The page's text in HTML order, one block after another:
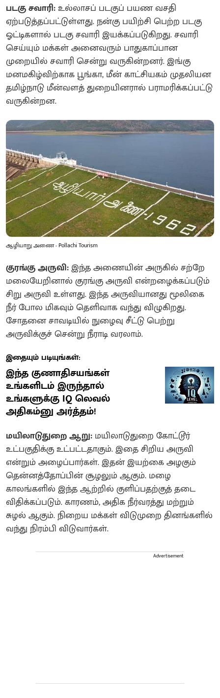
படகு சவாரி:உல்லாசப் படகுப் பயண வசதி
ஏற்படுத்தப்பட்டுள்ளது. நன்கு பயிற்சி பெற்ற படகு
ஓட்டிகளால் படகு சவாரி இயக்கப்படுகிறது. சவாரி
செய்யும் மக்கள் அனைவரும் பாதுகாப்பான
முறையில் சவாரி சென்று வருகின்றனர். இங்கு
மனமகிழ்விற்காக பூங்கா, மீன் காட்சியகம் முதலியன
தமிழ்நாடு மீன்வளத் துறையினரால் பராமரிக்கப்பட்டு
வருகின்றன.
ஆழியாறு அணை - Pollachi Tourism
குரங்கு அருவி:இந்த அணையின் அருகில் சற்றே
மலையேறினால் குரங்கு அருவி என்றழைக்கப்படும்
சிறு அருவி உள்ளது. இந்த அருவியானது மூலிகை
நீர் போல மிகவும் தெளிவாக வந்து விழுகிறது.
சோதனை சாவடியில் நுழைவு சீட்டு பெற்று
அருவிக்குச் சென்று நீராடி வரலாம்.
இதையும் படியுங்கள்:
இந்த குணாதிசயங்கள்
உங்களிடம் இருந்தால்
உங்களுக்கு IQ லெவல்
அதிகம்னு அர்த்தம்!
மயிலாடுதுறை ஆறு: மயிலாடுதுறை கோட்டூர்
உட்பகுதிக்கு உட்பட்டதாகும். இதை சிறிய அருவி
என்றும் அழைப்பார்கள். இதன் இயற்கை அழகும்
தென்னத்தோப்பின் சூழலும் ஆகும். மழை
காலங்களில் இந்த ஆற்றில் குளிப்பதற்குத் தடை
விதிக்கப்படும். காரணம், அதிக நீர்வரத்து மற்றும்
சுழல் ஆகும். நிறைய மக்கள் விடுமுறை தினங்களில்
வந்து நிரம்பி விடுவார்கள்.
Advertisement